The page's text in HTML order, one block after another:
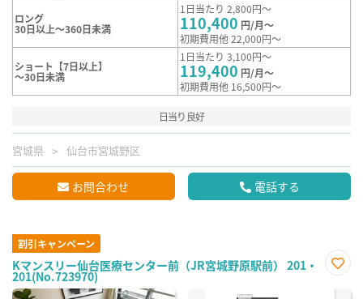
ロング
30日以上～360日未満
1日当たり 2,800円～
110,400 円/月～
初期費用他 22,000円～
ショート【7日以上】
～30日未満
1日当たり 3,100円～
119,400 円/月～
初期費用他 16,500円～
日当り良好
宮城県 仙台市宮城野区
お問合わせ 電話する
割引キャンペーン
Kマンスリー仙台医療センター前（JR宮城野原駅前） 201・
201(No.723970)
に入